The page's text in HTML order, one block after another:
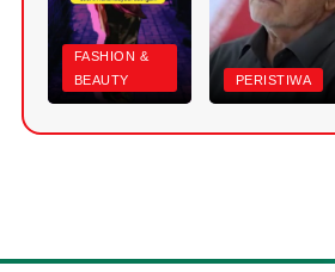
FASHION &
BEAUTY
PERISTIWA